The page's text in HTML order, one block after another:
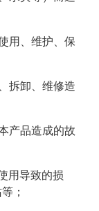
用、维护、保
拆卸、维修造
产品造成的故
用导致的损
；